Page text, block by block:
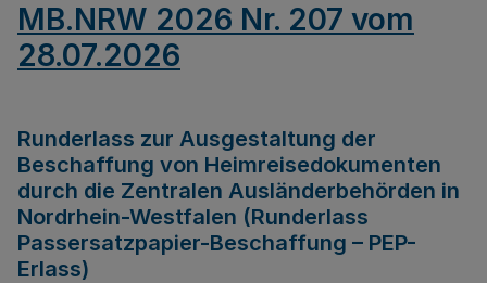
MB.NRW 2026 Nr. 207 vom
28.07.2026
Runderlass zur Ausgestaltung der
Beschaffung von Heimreisedokumenten
durch die Zentralen Ausländerbehörden in
Nordrhein-Westfalen (Runderlass
Passersatzpapier-Beschaffung – PEP-
Erlass)